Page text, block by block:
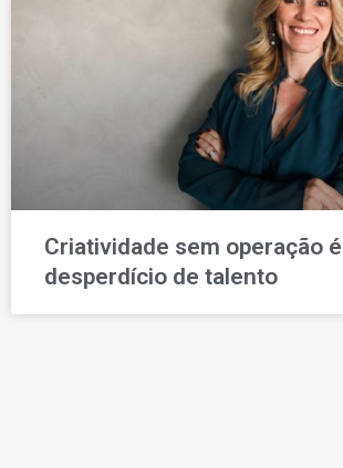
Criatividade sem operação é
desperdício de talento